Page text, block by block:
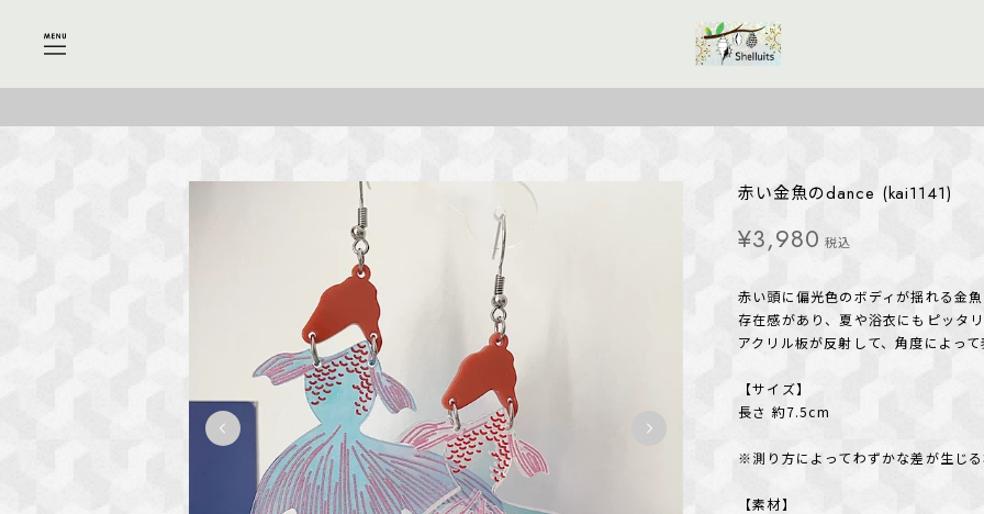
赤い金魚のdance (kai1141)
¥3,980 税込
赤い頭に偏光色のボディが揺れる金
存在感があり、夏や浴衣にもピッタ
アクリル板が反射して、角度によっ
【サイズ】
長さ 約7.5cm
※測り方によってわずかな差が生じ
【素材】